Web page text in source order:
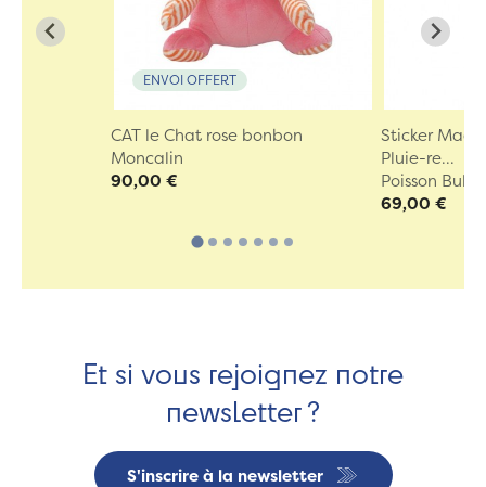
ENVOI OFFERT
CAT le Chat rose bonbon
Moncalin
90,00 €
Sticker
Pluie-re...
Poisson Bulle
69,00 €
Et si vous rejoignez notre
newsletter ?
S'inscrire à la newsletter